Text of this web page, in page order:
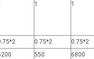
1 1
0.75*2
0.75*2
550 6800